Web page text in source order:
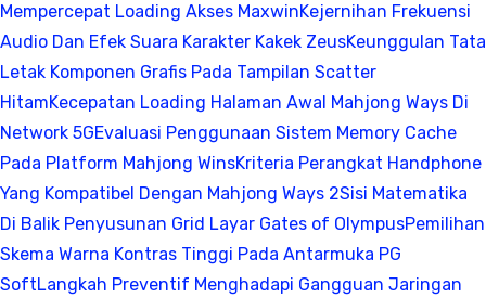
Mempercepat Loading Akses MaxwinKejernihan Frekuensi
Audio Dan Efek Suara Karakter Kakek ZeusKeunggulan Tata
Letak Komponen Grafis Pada Tampilan Scatter
HitamKecepatan Loading Halaman Awal Mahjong Ways Di
Network 5GEvaluasi Penggunaan Sistem Memory Cache
Pada Platform Mahjong WinsKriteria Perangkat Handphone
Yang Kompatibel Dengan Mahjong Ways 2Sisi Matematika
Di Balik Penyusunan Grid Layar Gates of OlympusPemilihan
Skema Warna Kontras Tinggi Pada Antarmuka PG
SoftLangkah Preventif Menghadapi Gangguan Jaringan